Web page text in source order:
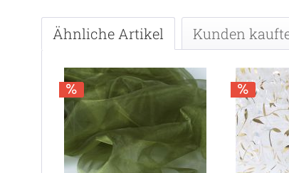
Ähnliche Artikel Kunden